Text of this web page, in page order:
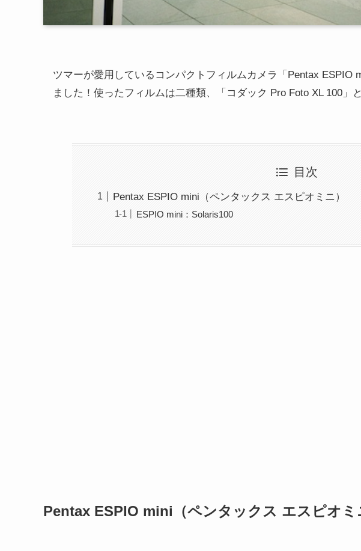
ツマーが愛用しているコンパクトフィルムカメラ「Pentax ESPIO
ました！使ったフィルムは二種類、「コダック Pro Foto XL 100」
目次
Pentax ESPIO mini（ペンタックス エスピオミニ）
ESPIO mini：Solaris100
Pentax ESPIO mini（ペンタックス エスピオミ